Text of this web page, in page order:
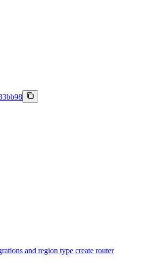
and region type create router